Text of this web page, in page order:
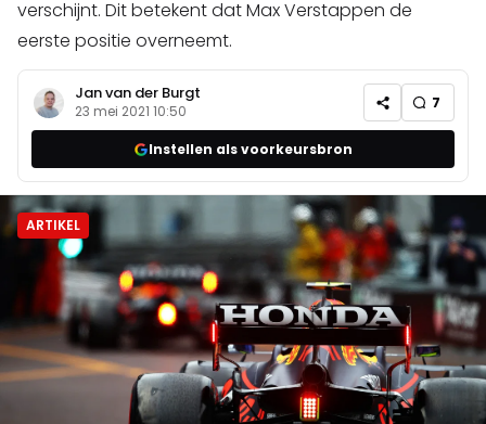
verschijnt. Dit betekent dat Max Verstappen de
eerste positie overneemt.
Jan van der Burgt
23 mei 2021 10:50 7
Instellen als voorkeursbron
ARTIKEL